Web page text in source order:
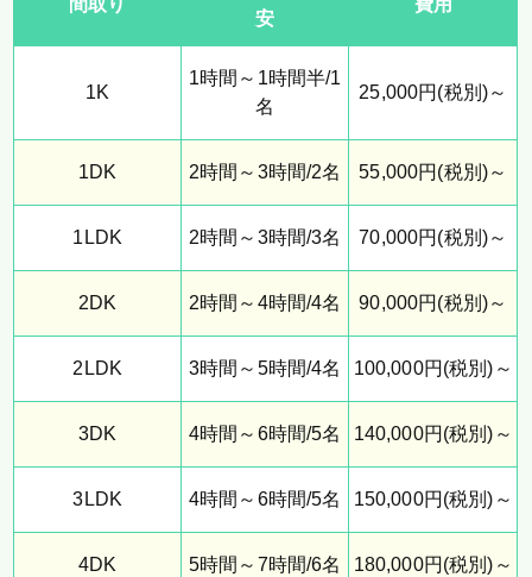
間取り
安
費用
1K
1時間～1時間半/1
名
25,000円(税別)～
1DK 2時間～3時間/2名 55,000円(税別)～
1LDK 2時間～3時間/3名 70,000円(税別)～
2DK 2時間～4時間/4名 90,000円(税別)～
2LDK 3時間～5時間/4名 100,000円(税別)～
3DK 4時間～6時間/5名 140,000円(税別)～
3LDK 4時間～6時間/5名 150,000円(税別)～
4DK 5時間～7時間/6名 180,000円(税別)～